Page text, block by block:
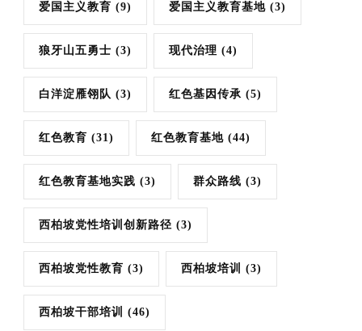
爱国主义教育 (9) 爱国主义教育基地 (3)
狼牙山五勇士 (3) 现代治理 (4)
白洋淀雁翎队 (3) 红色基因传承 (5)
红色教育 (31) 红色教育基地 (44)
红色教育基地实践 (3) 群众路线 (3)
西柏坡党性培训创新路径 (3)
西柏坡党性教育 (3) 西柏坡培训 (3)
西柏坡干部培训 (46)